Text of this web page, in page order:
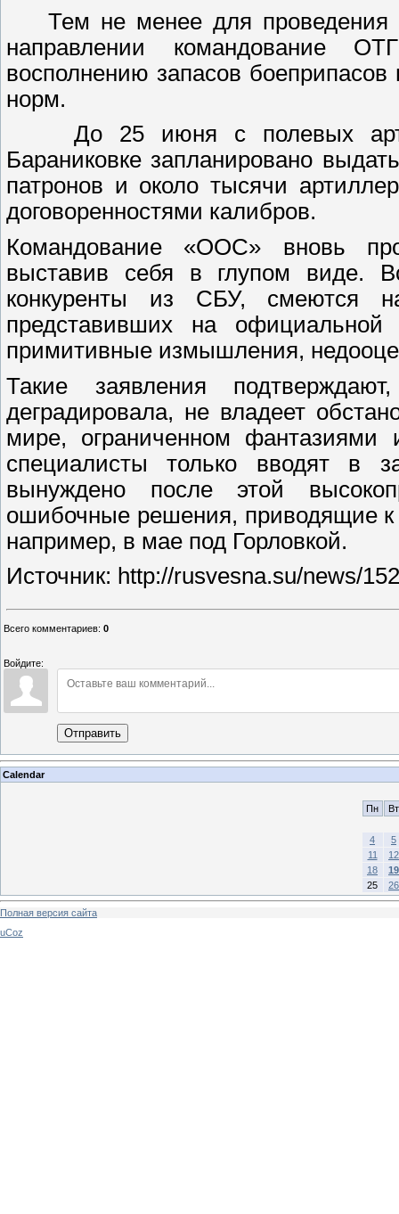
Тем не менее для проведения
направлении командование
восполнению запасов
норм.
До 25 июня с полевых
Бараниковке запланировано
патронов и около тысячи
договоренностями калибров.
Командование «ООС» вновь
выставив себя в глупом виде.
конкуренты из СБУ, смеются
представивших на официальной
примитивные измышления,
Такие заявления
деградировала, не владеет
мире, ограниченном
специалисты только вводят в
вынуждено после этой
ошибочные решения, приводящие
например, в мае под Горловкой.
Источник: http://rusvesna.su/news/
Всего комментариев: 0
Войдите:
Отправить
Calendar
Пн Вт
4
5
11
12
18
19
25
26
Полная версия сайта
uCoz